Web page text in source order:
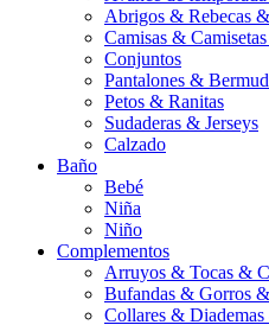
Abrigos & Rebecas
Camisas &
Conjuntos
Pantalones &
Petos & Ranitas
Sudaderas & Jerseys
Calzado
Baño
Bebé
Niña
Niño
Complementos
Arruyos & Tocas &
Bufandas & Gorros
Collares &